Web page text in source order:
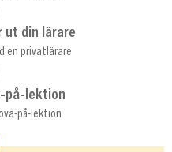
ut din lärare
en privatlärare
på-lektion
på-lektion